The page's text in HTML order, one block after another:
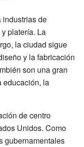
industrias de
platería. La
la ciudad sigue
y la fabricación
son una gran
educación, la
de centro
Unidos. Como
gubernamentales